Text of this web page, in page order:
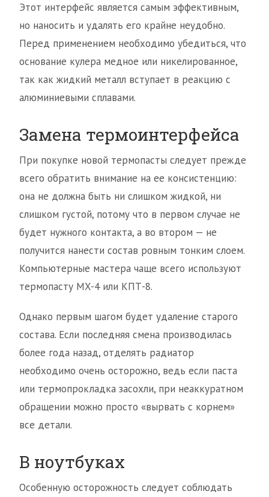
Этот интерфейс является самым эффективным,
но наносить и удалять его крайне неудобно.
Перед применением необходимо убедиться, что
основание кулера медное или никелированное,
так как жидкий металл вступает в реакцию с
алюминиевыми сплавами.
Замена термоинтерфейса
При покупке новой термопасты следует прежде
всего обратить внимание на ее консистенцию:
она не должна быть ни слишком жидкой, ни
слишком густой, потому что в первом случае не
будет нужного контакта, а во втором — не
получится нанести состав ровным тонким слоем.
Компьютерные мастера чаще всего используют
термопасту MX-4 или КПТ-8.
Однако первым шагом будет удаление старого
состава. Если последняя смена производилась
более года назад, отделять радиатор
необходимо очень осторожно, ведь если паста
или термопрокладка засохли, при неаккуратном
обращении можно просто «вырвать с корнем»
все детали.
В ноутбуках
Особенную осторожность следует соблюдать